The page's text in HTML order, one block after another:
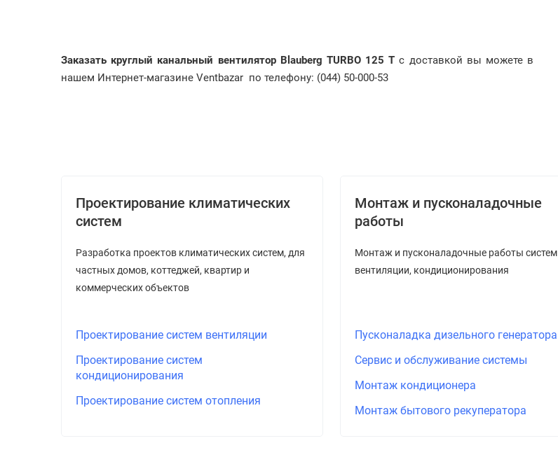
Заказать круглый канальный вентилятор Blauberg TURBO 125 Т с доставкой вы можете в
нашем Интернет-магазине Ventbazar по телефону: (044) 50-000-53
Проектирование климатических
систем
Разработка проектов климатических систем, для
частных домов, коттеджей, квартир и
коммерческих объектов
Проектирование систем вентиляции
Проектирование систем
кондиционирования
Проектирование систем отопления
Монтаж и пусконаладочные
работы
Монтаж и пусконаладочные работы систем
вентиляции, кондиционирования
Пусконаладка дизельного генератора
Сервис и обслуживание системы
Монтаж кондиционера
Монтаж бытового рекуператора